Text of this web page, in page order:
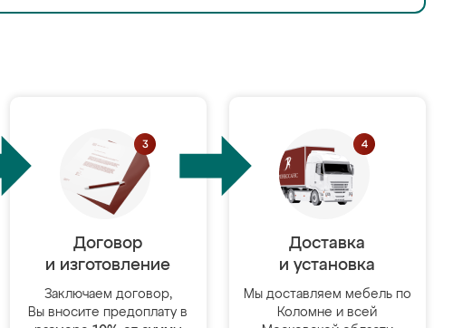
Договор
и изготовление
Заключаем договор,
Вы вносите предоплату в
Доставка
и установка
Мы доставляем мебель по
Коломне и всей